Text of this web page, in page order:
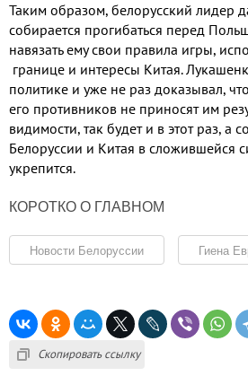
Таким образом, белорусский лидер
собирается прогибаться перед
навязать ему свои правила игры,
границе и интересы Китая.
политике и уже не раз доказывал,
его противников не приносят им
видимости, так будет и в этот раз, а
Белоруссии и Китая в сложившейся
укрепится.
КОРОТКО О ГЛАВНОМ
Новости Белоруссии Гиена
Скопировать ссылку